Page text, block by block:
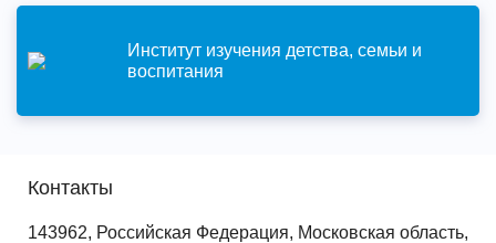
Институт изучения детства, семьи и
воспитания
Контакты
143962, Российская Федерация, Московская область,